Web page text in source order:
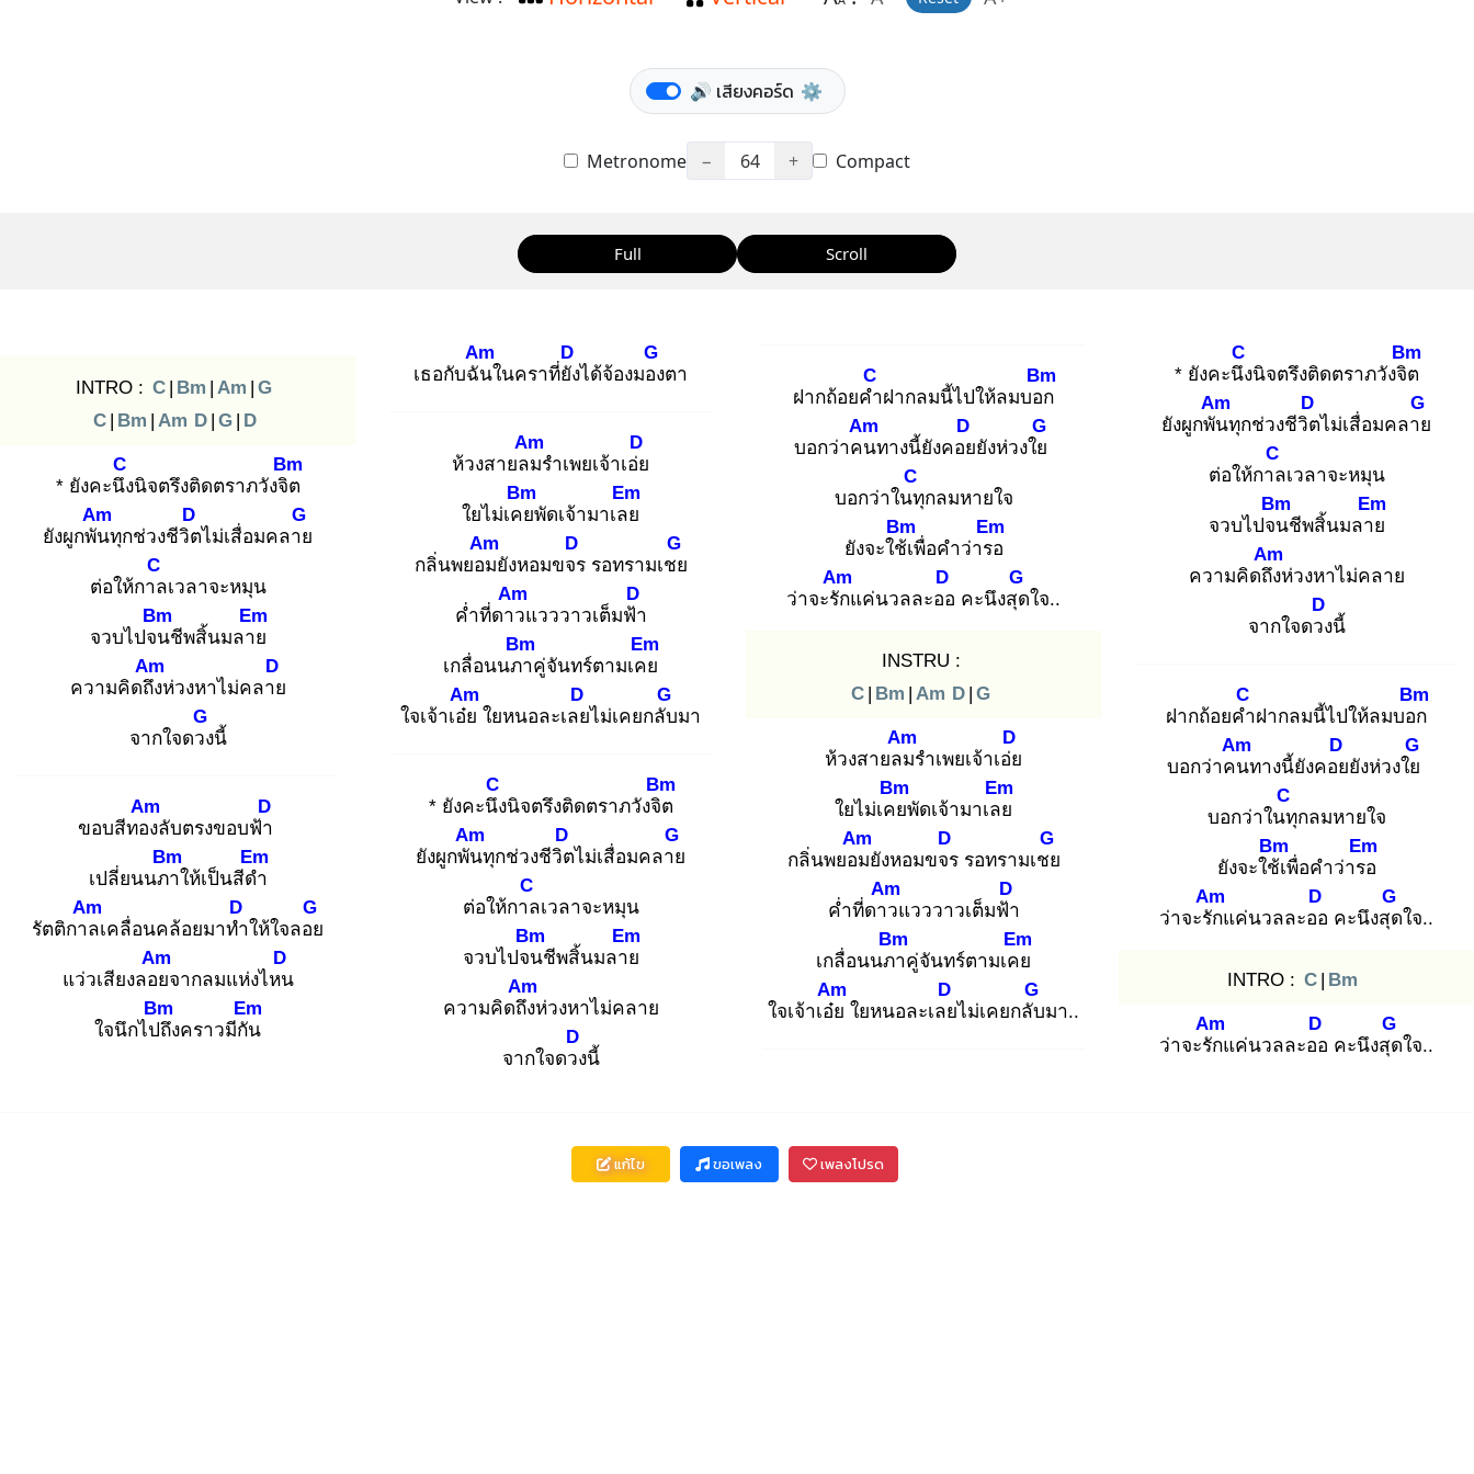
🔊 เสียงคอร์ด ⚙️
Metronome − 64 + Compact
Full Scroll
INTRO : C | Bm | Am | G
C | Bm | Am D | G | D
* ยังคะนึง
C
นิจตรึงติดตราภวังจิต
Bm
ยังผูกพัน
Am
ทุกช่วงชีวิต
D
ไม่เสื่อมคลาย
G
ต่อให้กาล
C
เวลาจะหมุน
จวบไปจน
Bm
ชีพสิ้นมลาย
Em
ความคิดถึง
Am
ห่วงหาไม่คลาย
D
จากใจดวง
G
นี้
ขอบสีทอง
Am
ลับตรงขอบฟ้า
D
เปลี่ยนนภา
Bm
ให้เป็นสีดำ
Em
รัตติกาล
Am
เคลื่อนคล้อยมาทำ
D
ให้ใจลอย
G
แว่วเสียงลอย
Am
จากลมแห่งไหน
D
ใจนึกไปถึ
Bm
งคราวมีกัน
Em
เธอกับฉัน
Am
ในคราที่ยัง
D
ได้จ้องมอง
G
ตา
ห้วงสายลม
Am
รำเพยเจ้าเอ่ย
D
ใยไม่เคย
Bm
พัดเจ้ามาเลย
Em
กลิ่นพยอม
Am
ยังหอมขจร
D
รอทรามเชย
G
ค่ำที่ดาว
Am
แวววาวเต็มฟ้า
D
เกลื่อนนภา
Bm
คู่จันทร์ตามเคย
Em
ใจเจ้าเอ๋ย
Am
ใยหนอละเลย
D
ไม่เคยกลับ
G
มา
* ยังคะนึง
C
นิจตรึงติดตราภวังจิต
Bm
ยังผูกพัน
Am
ทุกช่วงชีวิต
D
ไม่เสื่อมคลาย
G
ต่อให้กาล
C
เวลาจะหมุน
จวบไปจน
Bm
ชีพสิ้นมลาย
Em
ความคิดถึง
Am
ห่วงหาไม่คลาย
จากใจดวง
D
นี้
ฝากถ้อยคำ
C
ฝากลมนี้ไปให้ลมบอก
Bm
บอกว่าคน
Am
ทางนี้ยังคอย
D
ยังห่วงใย
G
บอกว่าในทุ
C
กลมหายใจ
ยังจะใช้เ
Bm
พื่อคำว่ารอ
Em
ว่าจะรัก
Am
แค่นวลละออ
D
คะนึงสุด
G
ใจ..
INSTRU :
C | Bm | Am D | G
ห้วงสายลม
Am
รำเพยเจ้าเอ่ย
D
ใยไม่เคย
Bm
พัดเจ้ามาเลย
Em
กลิ่นพยอม
Am
ยังหอมขจร
D
รอทรามเชย
G
ค่ำที่ดาว
Am
แวววาวเต็มฟ้า
D
เกลื่อนนภา
Bm
คู่จันทร์ตามเคย
Em
ใจเจ้าเอ๋ย
Am
ใยหนอละเลย
D
ไม่เคยกลับ
G
มา..
* ยังคะนึง
C
นิจตรึงติดตราภวังจิต
Bm
ยังผูกพัน
Am
ทุกช่วงชีวิต
D
ไม่เสื่อมคลาย
G
ต่อให้กาล
C
เวลาจะหมุน
จวบไปจน
Bm
ชีพสิ้นมลาย
Em
ความคิดถึง
Am
ห่วงหาไม่คลาย
จากใจดวง
D
นี้
ฝากถ้อยคำ
C
ฝากลมนี้ไปให้ลมบอก
Bm
บอกว่าคน
Am
ทางนี้ยังคอย
D
ยังห่วงใย
G
บอกว่าในทุ
C
กลมหายใจ
ยังจะใช้เ
Bm
พื่อคำว่ารอ
Em
ว่าจะรัก
Am
แค่นวลละออ
D
คะนึงสุด
G
ใจ..
INTRO : C | Bm
ว่าจะรัก
Am
แค่นวลละออ
D
คะนึงสุด
G
ใจ..
แก้ไข ขอเพลง เพลงโปรด